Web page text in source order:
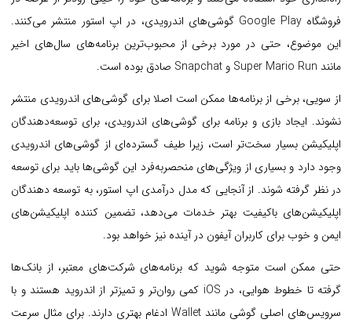
فروشگاه Google Play گوشی‌های اندرویدی، در اپ استور منتشر می‌کنند.
این موضوع، حتی در مورد برخی از محبوب‌ترین برنامه‌های سال‌های اخیر
مانند Super Mario Run و Snapchat صادق بوده است.
از سویی، برخی از برنامه‌ها ممکن است اصلا برای گوشی‌های اندرویدی منتشر
نشوند. ایجاد بازی و برنامه برای گوشی‌های اندرویدی، برای توسعه‌دهندگان
اپلیکیشن بسیار سخت‌تر است، زیرا طیف گسترده‌ای از گوشی‌های اندرویدی
وجود دارد و بسیاری از ویژگی‌های منحصربه‌فرد این گوشی‌ها باید برای توسعه
در نظر گرفته شوند. از آنجایی که مدل درآمدی اپ استور، به توسعه دهندگان
اپلیکیشن‌های باکیفیت بهتر خدمات می‌دهد، تضمین کننده اپلیکیشن‌های
ایمن و خوب برای کاربران آیفون در آینده نیز خواهد بود.
حتی ممکن است متوجه شوید که برنامه‌های شرکت‌های معتبر، از بانک‌ها
گرفته تا خطوط هوایی، در iOS کمی روان‌تر و تمیزتر از اندروید هستند و با
سرویس‌های اصلی گوشی مانند Wallet ادغام بهتری دارند. برای مثال سرعت